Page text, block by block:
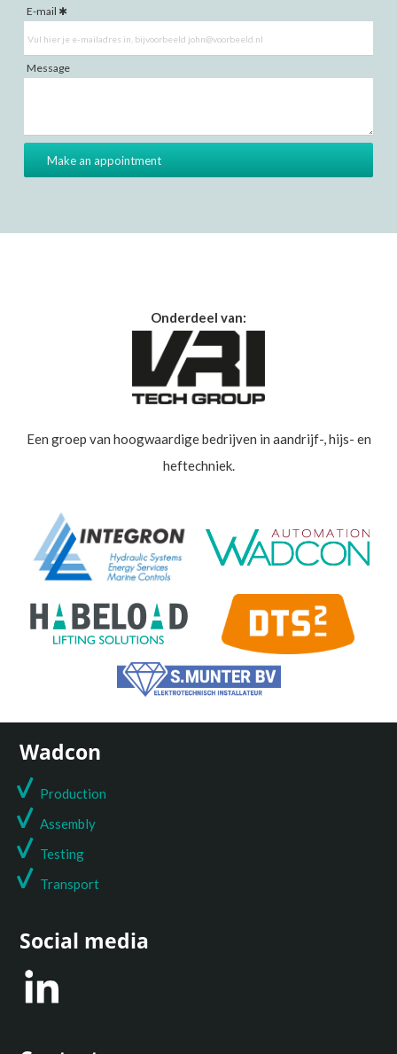
E-mail
Message
Onderdeel van:
Een groep van hoogwaardige bedrijven in aandrijf-, hijs- en
heftechniek.
Wadcon
Production
Assembly
Testing
Transport
Social media